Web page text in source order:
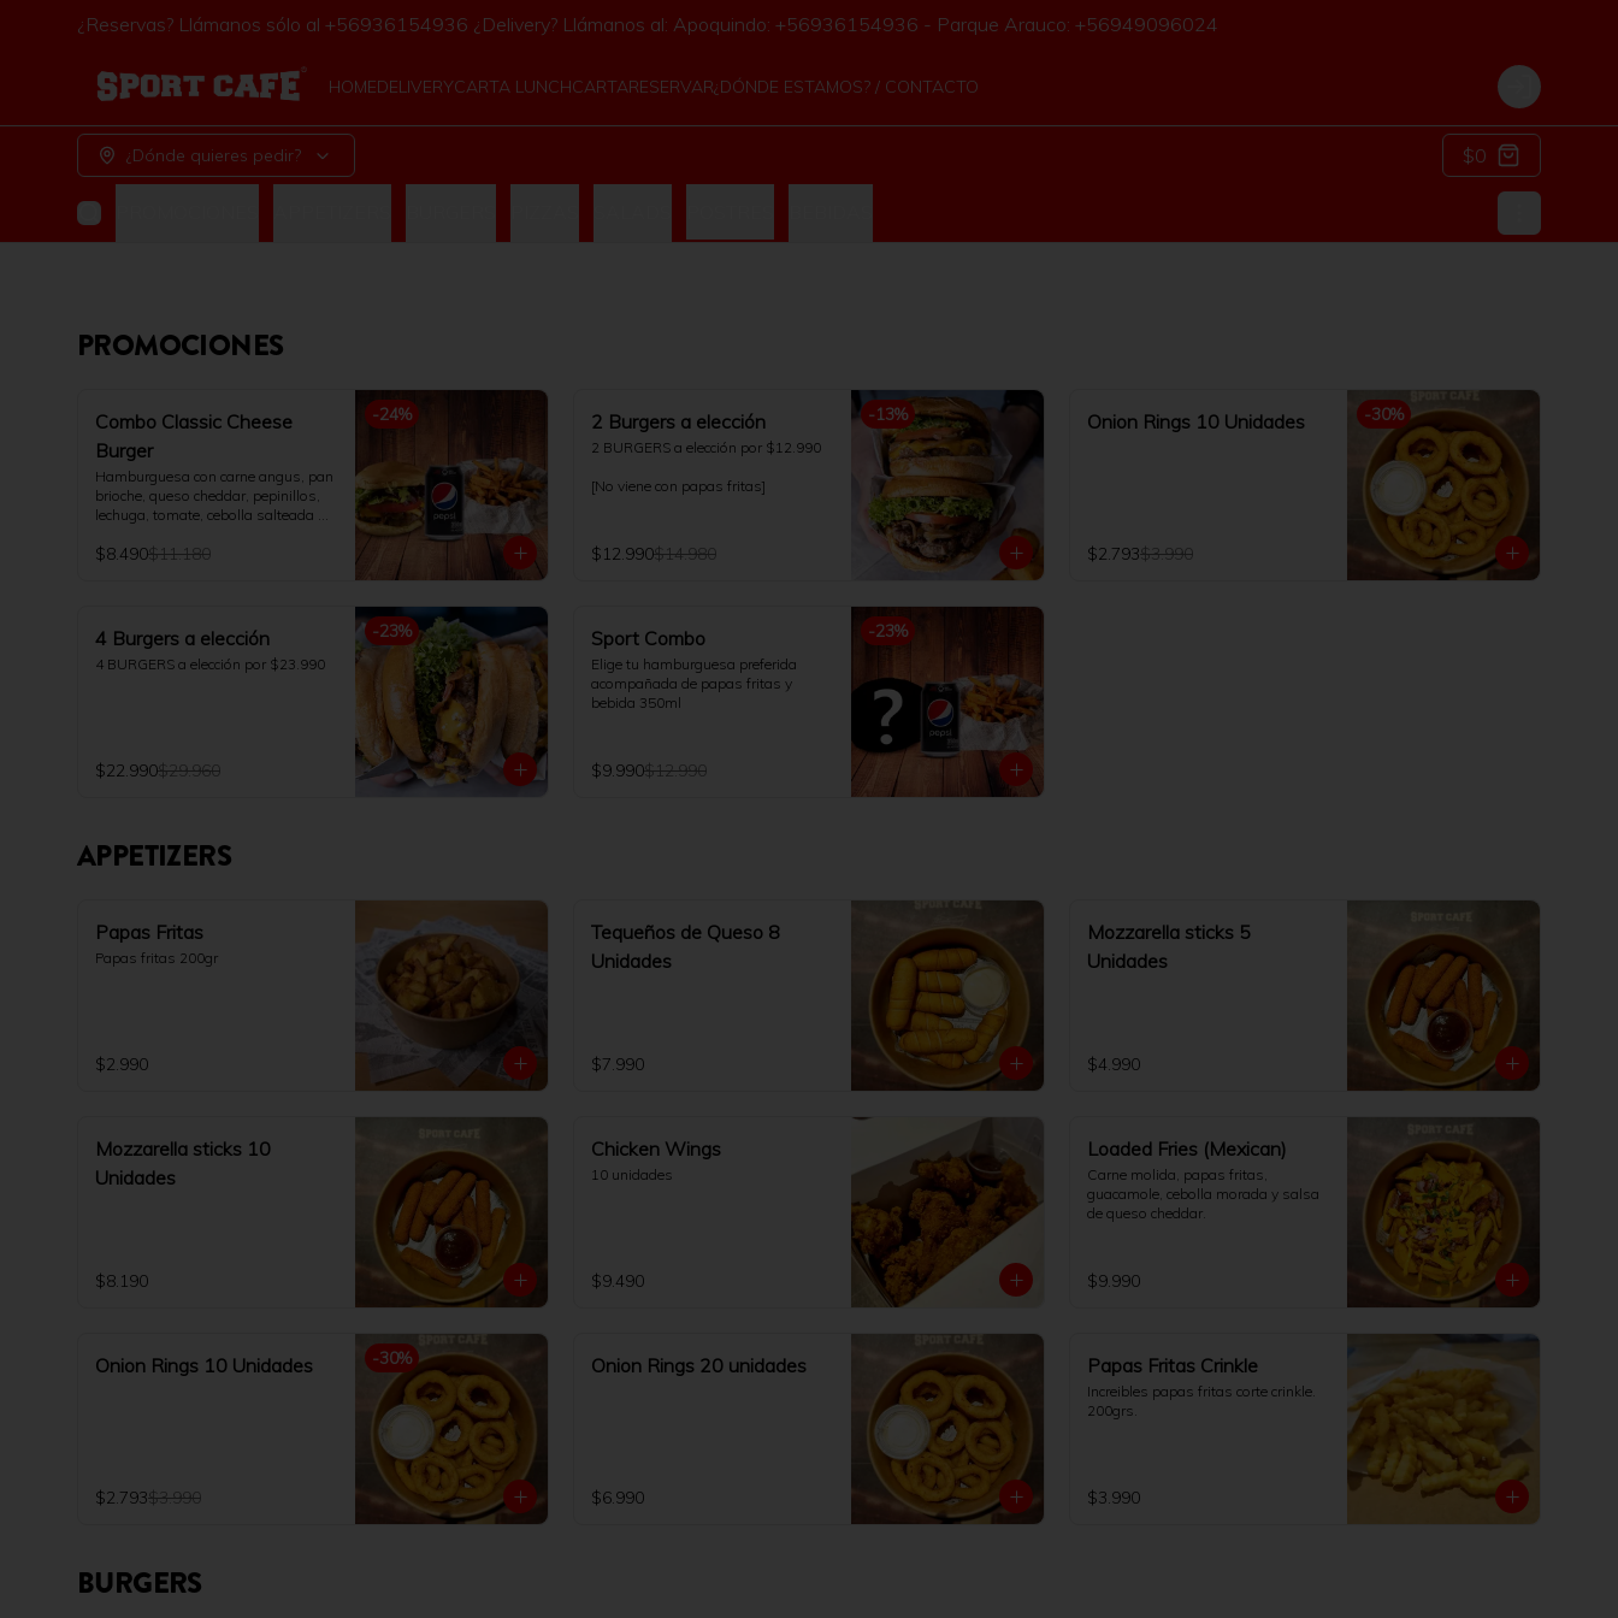
¿Reservas? Llámanos sólo al +56936154936 ¿Delivery? Llámanos al: Apoquindo: +56936154936 - Parque Arauco: +56949096024
HOMEDELIVERYCARTA LUNCHCARTARESERVAR¿DÓNDE ESTAMOS? / CONTACTO Login
¿Dónde quieres pedir? $0
PROMOCIONES
-24%
Combo Classic Cheese
Burger
Hamburguesa con carne angus, pan
brioche, queso cheddar, pepinillos,
lechuga, tomate, cebolla salteada y
papas fritas 200gr y bebida 350ml
$8.490$11.180
-13%
2 Burgers a elección
2 BURGERS a elección por $12.990
[No viene con papas fritas]
$12.990$14.980
-30%
Onion Rings 10 Unidades
$2.793$3.990
-23%
4 Burgers a elección
4 BURGERS a elección por $23.990
$22.990$29.960
-23%
Sport Combo
Elige tu hamburguesa preferida
acompañada de papas fritas y
bebida 350ml
$9.990$12.990
APPETIZERS
Papas Fritas
Papas fritas 200gr
$2.990
Tequeños de Queso 8
Unidades
$7.990
Mozzarella sticks 5
Unidades
$4.990
Mozzarella sticks 10
Unidades
$8.190
Chicken Wings
10 unidades
$9.490
Loaded Fries (Mexican)
Carne molida, papas fritas,
guacamole, cebolla morada y salsa
de queso cheddar.
$9.990
-30%
Onion Rings 10 Unidades
$2.793$3.990
Onion Rings 20 unidades
$6.990
Papas Fritas Crinkle
Increibles papas fritas corte crinkle.
200grs.
$3.990
BURGERS